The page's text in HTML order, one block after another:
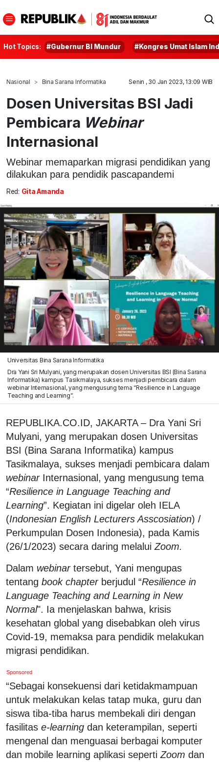
Hot Topics: #Gubernur BI Mundur #Kongres Umat Islam
Nasional Bina Sarana Informatika Senin , 30 Jan 2023, 13:09 WIB
Dosen Universitas BSI Jadi
Pembicara Webinar
Internasional
Webinar memaparkan migrasi pendidikan yang
dilakukan para pendidik pascapandemi
Red: Gita Amanda
Universitas Bina Sarana Informatika
Dra Yani Sri Mulyani, yang merupakan dosen Universitas BSI (Bina Sarana
Informatika) kampus Tasikmalaya, sukses menjadi pembicara dalam
webinar Internasional, yang mengusung tema “Resilience in Language
Teaching and Learning”.
REPUBLIKA.CO.ID, JAKARTA – Dra Yani Sri
Mulyani, yang merupakan dosen Universitas
BSI (Bina Sarana Informatika) kampus
Tasikmalaya, sukses menjadi pembicara dalam
webinarInternasional, yang mengusung tema
“Resilience in Language Teaching and
Learning”. Kegiatan ini digelar oleh IELA
(Indonesian English Lecturers Asscosiation) /
Perkumpulan Dosen Indonesia), pada Kamis
(26/1/2023) secara daring melalui Zoom.
Dalam webinartersebut, Yani mengupas
tentang book chapterberjudul “Resilience in
Language Teaching and Learning in New
Normal". Ia menjelaskan bahwa, krisis
kesehatan global yang disebabkan oleh virus
Covid-19, memaksa para pendidik melakukan
migrasi pendidikan.
Sponsored
“Sebagai konsekuensi dari ketidakmampuan
untuk melakukan kelas tatap muka, guru dan
siswa tiba-tiba harus membekali diri dengan
fasilitas e-learning dan keterampilan, seperti
mengenal dan menguasai berbagai komputer
dan mobile learning aplikasi seperti Zoom dan